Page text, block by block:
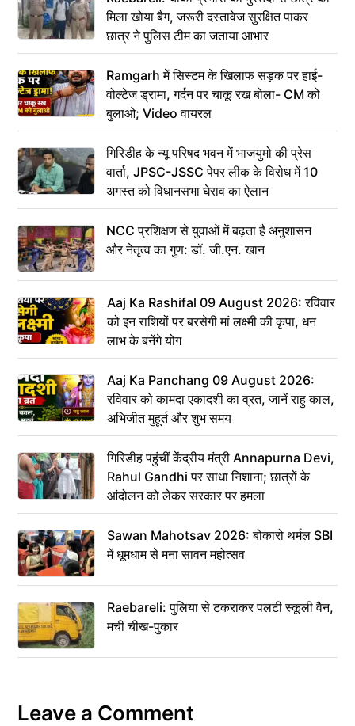
मिला खोया बैग, जरूरी दस्तावेज सुरक्षित पाकर
छात्र ने पुलिस टीम का जताया आभार
Ramgarh में सिस्टम के खिलाफ सड़क पर हाई-
वोल्टेज ड्रामा, गर्दन पर चाकू रख बोला- CM को
बुलाओ; Video वायरल
गिरिडीह के न्यू परिषद भवन में भाजयुमो की प्रेस
वार्ता, JPSC-JSSC पेपर लीक के विरोध में 10
अगस्त को विधानसभा घेराव का ऐलान
NCC प्रशिक्षण से युवाओं में बढ़ता है अनुशासन
और नेतृत्व का गुण: डॉ. जी.एन. खान
Aaj Ka Rashifal 09 August 2026: रविवार
को इन राशियों पर बरसेगी मां लक्ष्मी की कृपा, धन
लाभ के बनेंगे योग
Aaj Ka Panchang 09 August 2026:
रविवार को कामदा एकादशी का व्रत, जानें राहु काल,
अभिजीत मुहूर्त और शुभ समय
गिरिडीह पहुंचीं केंद्रीय मंत्री Annapurna Devi,
Rahul Gandhi पर साधा निशाना; छात्रों के
आंदोलन को लेकर सरकार पर हमला
Sawan Mahotsav 2026: बोकारो थर्मल SBI
में धूमधाम से मना सावन महोत्सव
Raebareli: पुलिया से टकराकर पलटी स्कूली वैन,
मची चीख-पुकार
Leave a Comment